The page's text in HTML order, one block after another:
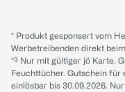
* Produkt gesponsert vom
Werbetreibenden direkt
*³ Nur mit gültiger jö Karte.
Feuchttücher. Gutschein für
einlösbar bis 30.09.2026.